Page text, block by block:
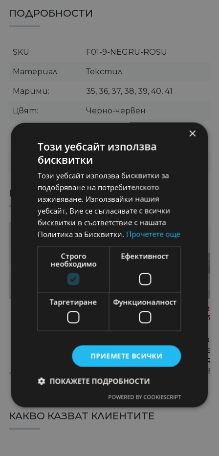
ПОДРОБНОСТИ
SKU F01-9-NEGRU-ROSU
Материал Текстил
Марими 35, 36, 37, 38, 39, 40, 41
Цвят Черно-червен
Категории
Маратонки
Бранд OEM
ПРЕПОРЪЧАНИ ПРОДУКТИ
22,87
TEXTILE
22,87
СПОРТНИ
CEZARA
DARK
POWDER
КАКВО КАЗВАТ КЛИЕНТИТЕ
×
Този уебсайт използва
бисквитки
Този уебсайт използва бисквитки за
подобряване на потребителското
изживяване. Използвайки нашия
уебсайт, Вие се съгласявате с всички
бисквитки в съответствие с нашата
Политика за Бисквитки. Прочетете още
Строго
необходимо
Ефективност
Таргетиране Функционалност
ПРИЕМЕТЕ ВСИЧКИ
ПОКАЖЕТЕ ПОДРОБНОСТИ
POWERED BY COOKIESCRIPT